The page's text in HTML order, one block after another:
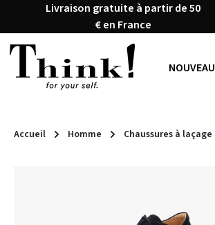
au contenu principal
Passer à la recherche
Passer à la navigation principale
Livraison gratuite à partir de 50
€ en France
NOUVEAU
Accueil Homme Chaussures à laçage